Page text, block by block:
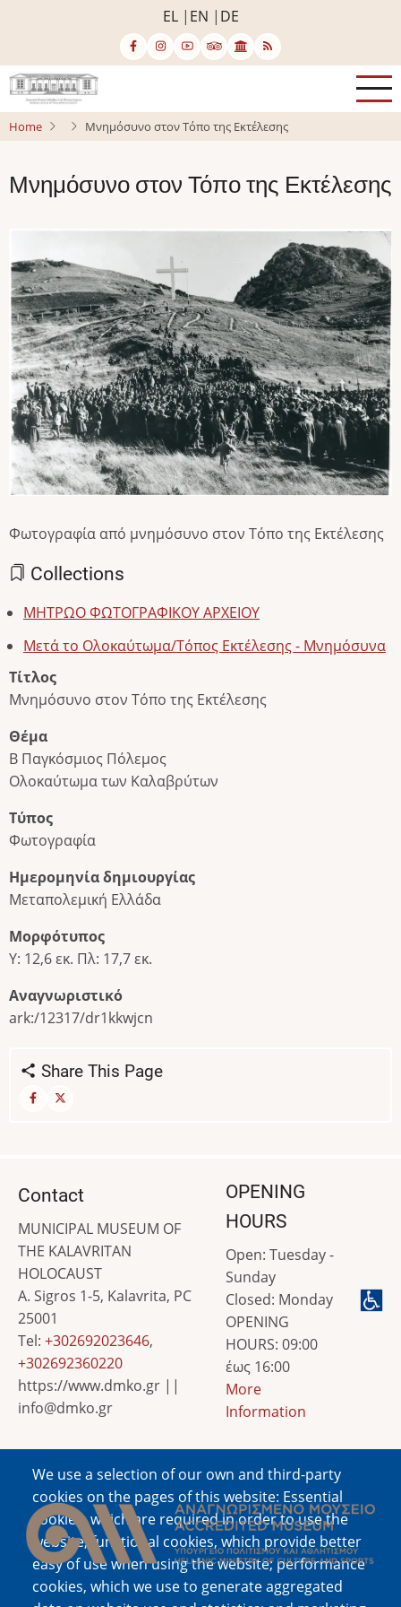
content
EL EN DE
Home Μνημόσυνο στον Τόπο της Εκτέλεσης
Μνημόσυνο στον Τόπο της Εκτέλεσης
Φωτογραφία από μνημόσυνο στον Τόπο της Εκτέλεσης
Collections
ΜΗΤΡΩΟ ΦΩΤΟΓΡΑΦΙΚΟΥ ΑΡΧΕΙΟΥ
Μετά το Ολοκαύτωμα/Τόπος Εκτέλεσης - Μνημόσυνα
Τίτλος
Μνημόσυνο στον Τόπο της Εκτέλεσης
Θέμα
Β Παγκόσμιος Πόλεμος
Ολοκαύτωμα των Καλαβρύτων
Τύπος
Φωτογραφία
Ημερομηνία δημιουργίας
Μεταπολεμική Ελλάδα
Μορφότυπος
Υ: 12,6 εκ. Πλ: 17,7 εκ.
Αναγνωριστικό
ark:/12317/dr1kkwjcn
Share This Page
We use a selection of our own and third-party
cookies on the pages of this website: Essential
cookies, which are required in order to use the
website; functional cookies, which provide better
easy of use when using the website; performance
cookies, which we use to generate aggregated
Contact
MUNICIPAL MUSEUM OF
THE KALAVRITAN
HOLOCAUST
A. Sigros 1-5, Kalavrita, PC
25001
Tel: +302692023646,
+302692360220
https://www.dmko.gr ||
info@dmko.gr
OPENING
HOURS
Open: Tuesday -
Sunday
Closed: Monday
OPENING
HOURS: 09:00
έως 16:00
More
Information
Image